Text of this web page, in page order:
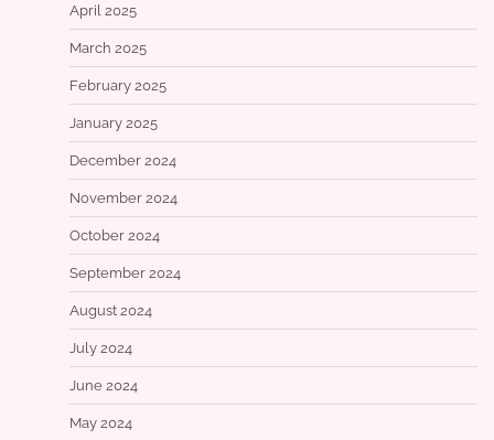
April 2025
March 2025
February 2025
January 2025
December 2024
November 2024
October 2024
September 2024
August 2024
July 2024
June 2024
May 2024